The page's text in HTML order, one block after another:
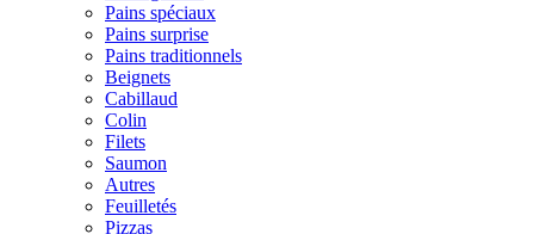
Pains spéciaux
Pains surprise
Pains traditionnels
Beignets
Cabillaud
Colin
Filets
Saumon
Autres
Feuilletés
Pizzas